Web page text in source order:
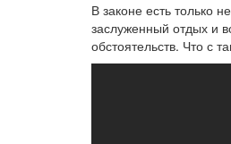
В законе есть только
заслуженный отдых и
обстоятельств. Что с